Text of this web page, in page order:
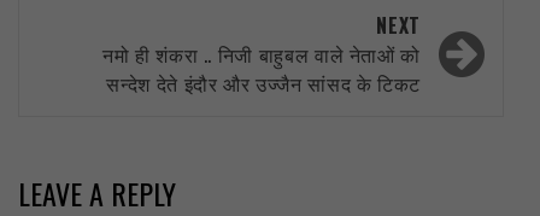
NEXT
नमो ही शंकरा .. निजी बाहुबल वाले नेताओं को
सन्देश देते इंदौर और उज्जैन सांसद के टिकट
LEAVE A REPLY